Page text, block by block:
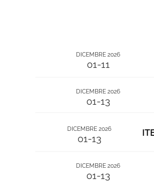
DICEMBRE 2026
01-11
DICEMBRE 2026
01-13
DICEMBRE 2026
01-13
DICEMBRE 2026
01-13